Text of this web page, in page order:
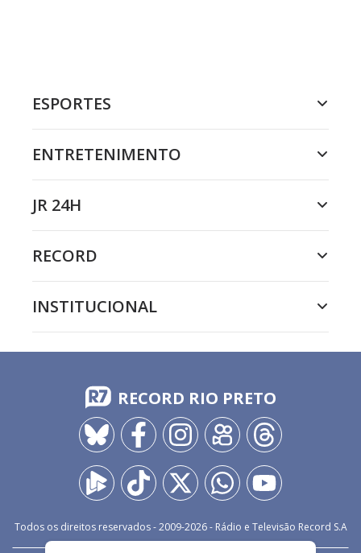
ESPORTES
ENTRETENIMENTO
JR 24H
RECORD
INSTITUCIONAL
RECORD RIO PRETO
Todos os direitos reservados - 2009-2026- Rádio e Televisão Record S.A